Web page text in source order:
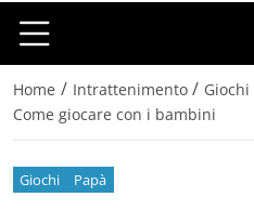
Home / Intrattenimento / Giochi
Come giocare con i bambini
Giochi Papà